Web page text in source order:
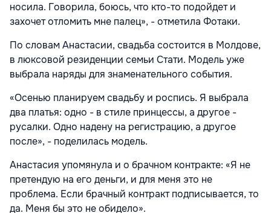
носила. Говорила, боюсь, что кто-то подойдет и
захочет отломить мне палец», - отметила Фотаки.
По словам Анастасии, свадьба состоится в Молдове,
в люксовой резиденции семьи Стати. Модель уже
выбрала наряды для знаменательного события.
«Осенью планируем свадьбу и роспись. Я выбрала
два платья: одно - в стиле принцессы, а другое -
русалки. Одно надену на регистрацию, а другое
после», - поделилась модель.
Анастасия упомянула и о брачном контракте: «Я не
претендую на его деньги, и для меня это не
проблема. Если брачный контракт подписывается, то
да. Меня бы это не обидело».